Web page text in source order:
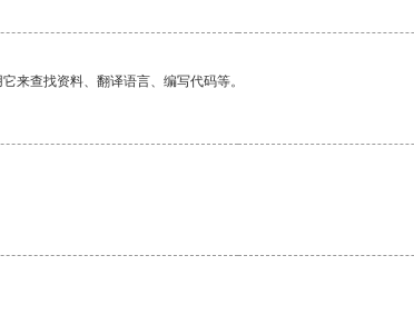
来查找资料、翻译语言、编写代码等。